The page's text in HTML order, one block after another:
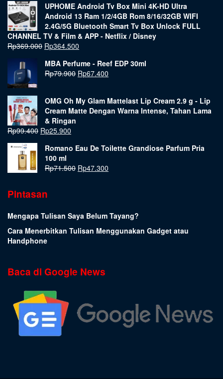
UPHOME Android Tv Box Mini 4K-HD Ultra
Android 13 Ram 1/2/4GB Rom 8/16/32GB WIFI
2.4G/5G Bluetooth Smart Tv Box Unlock FULL
CHANNEL TV & Film & APP - Netflix / Disney
Rp369.000 Rp364.500
MBA Perfume - Reef EDP 30ml
Rp79.900 Rp67.400
OMG Oh My Glam Mattelast Lip Cream 2.9 g - Lip
Cream Matte Dengan Warna Intense, Tahan Lama
& Ringan
Rp99.400 Rp25.900
Romano Eau De Toilette Grandiose Parfum Pria
100 ml
Rp71.500 Rp47.300
Pintasan
Mengapa Tulisan Saya Belum Tayang?
Cara Menerbitkan Tulisan Menggunakan Gadget atau
Handphone
Baca di Google News